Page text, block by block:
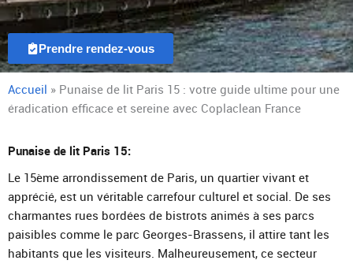
Prendre rendez-vous
Accueil » Punaise de lit Paris 15 : votre guide ultime pour une
éradication efficace et sereine avec Coplaclean France
Punaise de lit Paris 15:
Le 15ème arrondissement de Paris, un quartier vivant et
apprécié, est un véritable carrefour culturel et social. De ses
charmantes rues bordées de bistrots animés à ses parcs
paisibles comme le parc Georges-Brassens, il attire tant les
habitants que les visiteurs. Malheureusement, ce secteur